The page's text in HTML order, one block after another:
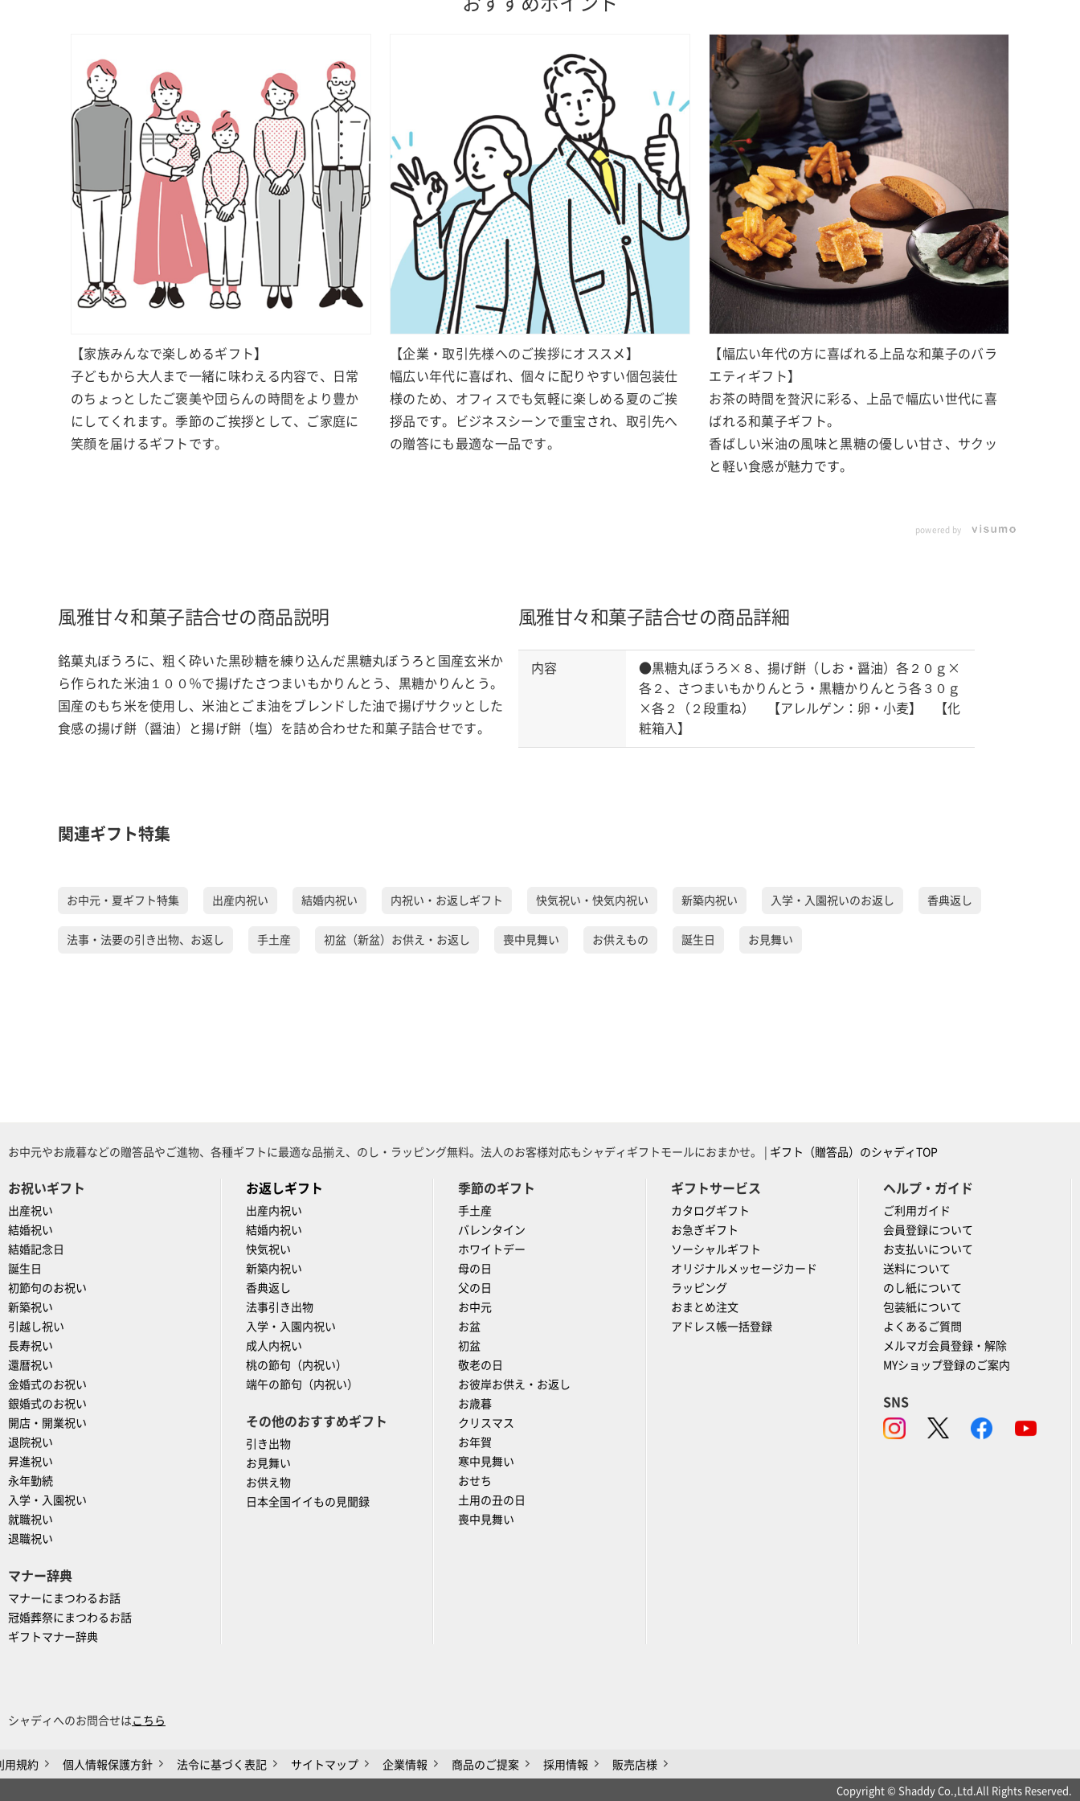
【家族みんなで楽しめるギフト】
子どもから大人まで一緒に味わえる内容で、日常
のちょっとしたご褒美や団らんの時間をより豊か
にしてくれます。季節のご挨拶として、ご家庭に
笑顔を届けるギフトです。
【企業・取引先様へのご挨拶にオススメ】
幅広い年代に喜ばれ、個々に配りやすい個包装仕
様のため、オフィスでも気軽に楽しめる夏のご挨
拶品です。ビジネスシーンで重宝され、取引先へ
の贈答にも最適な一品です。
【幅広い年代の方に喜ばれる上品な和菓子のバラ
エティギフト】
お茶の時間を贅沢に彩る、上品で幅広い世代に喜
ばれる和菓子ギフト。
香ばしい米油の風味と黒糖の優しい甘さ、サクッ
と軽い食感が魅力です。
powered by
風雅甘々和菓子詰合せの商品説明
銘菓丸ぼうろに、粗く砕いた黒砂糖を練り込んだ黒糖丸ぼうろと国産玄米か
ら作られた米油１００％で揚げたさつまいもかりんとう、黒糖かりんとう。
国産のもち米を使用し、米油とごま油をブレンドした油で揚げサクッとした
食感の揚げ餅（醤油）と揚げ餅（塩）を詰め合わせた和菓子詰合せです。
風雅甘々和菓子詰合せの商品詳細
内容
●黒糖丸ぼうろ×８、揚げ餅（しお・醤油）各２０ｇ×
各２、さつまいもかりんとう・黒糖かりんとう各３０ｇ
×各２（２段重ね） 【アレルゲン：卵・小麦】 【化
粧箱入】
関連ギフト特集
お中元・夏ギフト特集 出産内祝い 結婚内祝い 内祝い・お返しギフト 快気祝い・快気内祝い 新築内祝い 入学・入園祝いのお返し 香典返し
法事・法要の引き出物、お返し 手土産 初盆（新盆）お供え・お返し 喪中見舞い お供えもの 誕生日 お見舞い
お中元やお歳暮などの贈答品やご進物、各種ギフトに最適な品揃え、のし・ラッピング無料。法人のお客様対応もシャディギフトモールにおまかせ。 | ギフト（贈答品）のシャディTOP
お祝いギフト
出産祝い
結婚祝い
結婚記念日
誕生日
初節句のお祝い
新築祝い
引越し祝い
長寿祝い
還暦祝い
金婚式のお祝い
銀婚式のお祝い
開店・開業祝い
退院祝い
昇進祝い
永年勤続
入学・入園祝い
就職祝い
退職祝い
マナー辞典
マナーにまつわるお話
冠婚葬祭にまつわるお話
ギフトマナー辞典
お返しギフト
出産内祝い
結婚内祝い
快気祝い
新築内祝い
香典返し
法事引き出物
入学・入園内祝い
成人内祝い
桃の節句（内祝い）
端午の節句（内祝い）
その他のおすすめギフト
引き出物
お見舞い
お供え物
日本全国イイもの見聞録
季節のギフト
手土産
バレンタイン
ホワイトデー
母の日
父の日
お中元
お盆
初盆
敬老の日
お彼岸お供え・お返し
お歳暮
クリスマス
お年賀
寒中見舞い
おせち
土用の丑の日
喪中見舞い
ギフトサービス
カタログギフト
お急ぎギフト
ソーシャルギフト
オリジナルメッセージカード
ラッピング
おまとめ注文
アドレス帳一括登録
ヘルプ・ガイド
ご利用ガイド
会員登録について
お支払いについて
送料について
のし紙について
包装紙について
よくあるご質問
メルマガ会員登録・解除
MYショップ登録のご案内
SNS
シャディへのお問合せは こちら
用規約 個人情報保護方針 法令に基づく表記 サイトマップ 企業情報 商品のご提案 採用情報 販売店様
Copyright © Shaddy Co.,Ltd.All Rights Reserved.